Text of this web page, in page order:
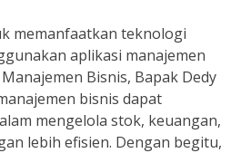
memanfaatkan teknologi
aplikasi manajemen
Bisnis, Bapak Dedy
bisnis dapat
mengelola stok, keuangan,
lebih efisien. Dengan begitu,